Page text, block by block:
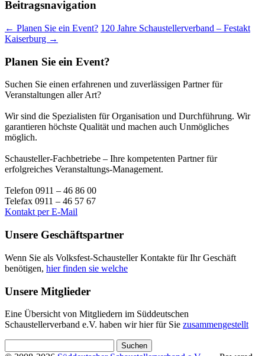
Beitragsnavigation
← Planen Sie ein Event? 120 Jahre Schaustellerverband – Festakt
Kaiserburg →
Planen Sie ein Event?
Suchen Sie einen erfahrenen und zuverlässigen Partner für
Veranstaltungen aller Art?
Wir sind die Spezialisten für Organisation und Durchführung. Wir
garantieren höchste Qualität und machen auch Unmögliches
möglich.
Schausteller-Fachbetriebe – Ihre kompetenten Partner für
erfolgreiches Veranstaltungs-Management.
Telefon 0911 – 46 86 00
Telefax 0911 – 46 57 67
Kontakt per E-Mail
Unsere Geschäftspartner
Wenn Sie als Volksfest-Schausteller Kontakte für Ihr Geschäft
benötigen, hier finden sie welche
Unsere Mitglieder
Eine Übersicht von Mitgliedern im Süddeutschen
Schaustellerverband e.V. haben wir hier für Sie zusammengestellt